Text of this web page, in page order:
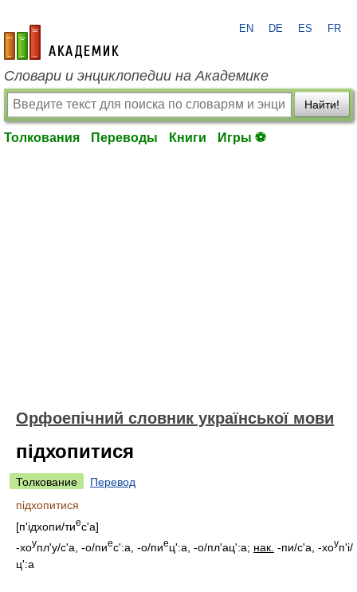
academic.ru
EN DE ES FR
Словари и энциклопедии на Академике
Найти!
Толкования Переводы Книги Игры ⚽
Орфоепічний словник української мови
підхопитися
Толкование
Перевод
підхопитися
[п'ідхопи/тиес'а]
-хоупл'у/с'а, -о/пиес':а, -о/пиец':а, -о/пл'ац':а; нак. -пи/с'а, -хоуп'і/
ц':а